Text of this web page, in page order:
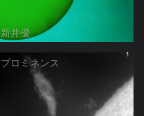
新井優
プロミネンス